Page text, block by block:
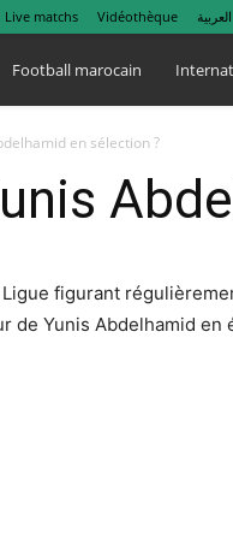
Live matchs Vidéothèque العربية
Football marocain
en sélection ?
figurant
de Yunis Abdelhamid en